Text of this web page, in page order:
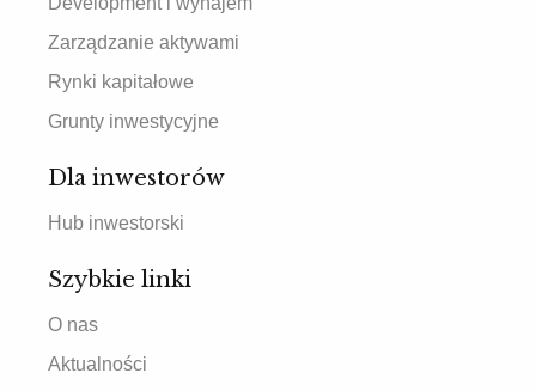
Zarządzanie aktywami
Rynki kapitałowe
Grunty inwestycyjne
Dla inwestorów
Hub inwestorski
Szybkie linki
O nas
Aktualności